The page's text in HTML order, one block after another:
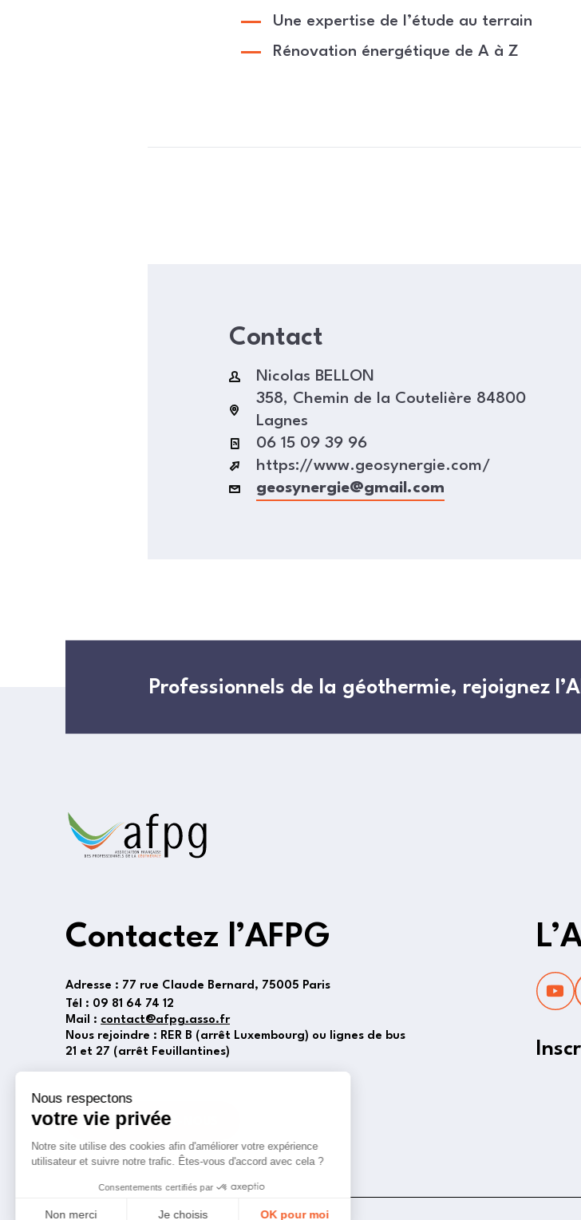
Une expertise de l’étude au terrain
Rénovation énergétique de A à Z
Contact
Nicolas BELLON
358, Chemin de la Coutelière 84800
Lagnes
06 15 09 39 96
https://www.geosynergie.com/
geosynergie@gmail.com
Professionnels de la géothermie, rejoignez
Contactez l’AFPG
Adresse : 77 rue Claude Bernard, 75005 Paris
Tél : 09 81 64 74 12
Mail : contact@afpg.asso.fr
Nous rejoindre : RER B (arrêt Luxembourg) ou lignes de bus
21 et 27 (arrêt Feuillantines)
CONTACTEZ-NOUS